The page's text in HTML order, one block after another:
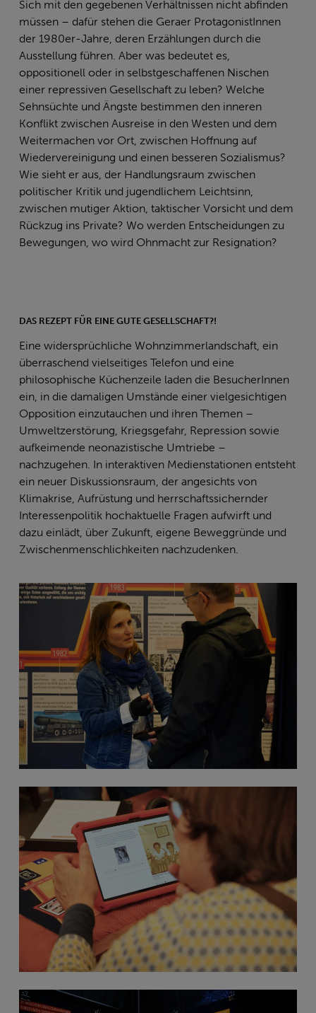
Sich mit den gegebenen Verhältnissen nicht abfinden
müssen – dafür stehen die Geraer ProtagonistInnen
der 1980er-Jahre, deren Erzählungen durch die
Ausstellung führen. Aber was bedeutet es,
oppositionell oder in selbstgeschaffenen Nischen
einer repressiven Gesellschaft zu leben? Welche
Sehnsüchte und Ängste bestimmen den inneren
Konflikt zwischen Ausreise in den Westen und dem
Weitermachen vor Ort, zwischen Hoffnung auf
Wiedervereinigung und einen besseren Sozialismus?
Wie sieht er aus, der Handlungsraum zwischen
politischer Kritik und jugendlichem Leichtsinn,
zwischen mutiger Aktion, taktischer Vorsicht und dem
Rückzug ins Private? Wo werden Entscheidungen zu
Bewegungen, wo wird Ohnmacht zur Resignation?
DAS REZEPT FÜR EINE GUTE GESELLSCHAFT?!
Eine widersprüchliche Wohnzimmerlandschaft, ein
überraschend vielseitiges Telefon und eine
philosophische Küchenzeile laden die BesucherInnen
ein, in die damaligen Umstände einer vielgesichtigen
Opposition einzutauchen und ihren Themen –
Umweltzerstörung, Kriegsgefahr, Repression sowie
aufkeimende neonazistische Umtriebe –
nachzugehen. In interaktiven Medienstationen entsteht
ein neuer Diskussionsraum, der angesichts von
Klimakrise, Aufrüstung und herrschaftssichernder
Interessenpolitik hochaktuelle Fragen aufwirft und
dazu einlädt, über Zukunft, eigene Beweggründe und
Zwischenmenschlichkeiten nachzudenken.